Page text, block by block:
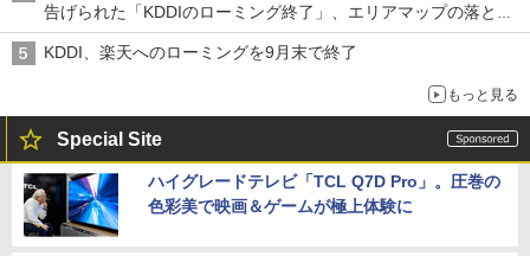
告げられた「KDDIのローミング終了」、エリアマップの落とし
穴と楽天モバイルの課題
KDDI、楽天へのローミングを9月末で終了
もっと見る
Special Site
ハイグレードテレビ「TCL Q7D Pro」。圧巻の
色彩美で映画＆ゲームが極上体験に